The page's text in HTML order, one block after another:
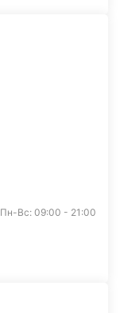
Пн-Вс: 09:00 - 21:00